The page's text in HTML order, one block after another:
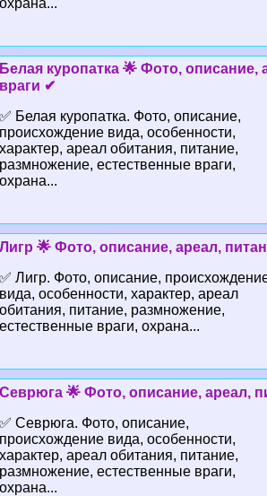
Белая куропатка 🌟 Фото, описание,
враги ✔
✅ Белая куропатка. Фото, описание,
происхождение вида, особенности,
хаpaктер, ареал обитания, питание,
размножение, естественные враги,
охрана...
Лигр 🌟 Фото, описание, ареал,
✅ Лигр. Фото, описание,
вида, особенности, хаpaктер, ареал
обитания, питание, размножение,
естественные враги, охрана...
Севрюга 🌟 Фото, описание, ареал,
✅ Севрюга. Фото, описание,
происхождение вида, особенности,
хаpaктер, ареал обитания, питание,
размножение, естественные враги,
охрана...